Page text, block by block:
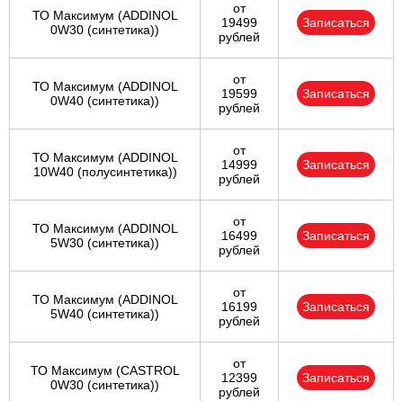
ТО Максимум (ADDINOL
0W30 (синтетика))
от
19499
рублей
Записаться
ТО Максимум (ADDINOL
0W40 (синтетика))
от
19599
рублей
Записаться
ТО Максимум (ADDINOL
10W40 (полусинтетика))
от
14999
рублей
Записаться
ТО Максимум (ADDINOL
5W30 (синтетика))
от
16499
рублей
Записаться
ТО Максимум (ADDINOL
5W40 (синтетика))
от
16199
рублей
Записаться
ТО Максимум (CASTROL
0W30 (синтетика))
от
12399
рублей
Записаться